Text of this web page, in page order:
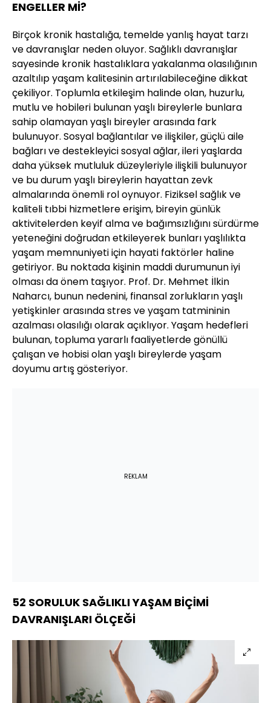
ENGELLER Mİ?
Birçok kronik hastalığa, temelde yanlış hayat tarzı
ve davranışlar neden oluyor. Sağlıklı davranışlar
sayesinde kronik hastalıklara yakalanma olasılığının
azaltılıp yaşam kalitesinin artırılabileceğine dikkat
çekiliyor. Toplumla etkileşim halinde olan, huzurlu,
mutlu ve hobileri bulunan yaşlı bireylerle bunlara
sahip olamayan yaşlı bireyler arasında fark
bulunuyor. Sosyal bağlantılar ve ilişkiler, güçlü aile
bağları ve destekleyici sosyal ağlar, ileri yaşlarda
daha yüksek mutluluk düzeyleriyle ilişkili bulunuyor
ve bu durum yaşlı bireylerin hayattan zevk
almalarında önemli rol oynuyor. Fiziksel sağlık ve
kaliteli tıbbi hizmetlere erişim, bireyin günlük
aktivitelerden keyif alma ve bağımsızlığını sürdürme
yeteneğini doğrudan etkileyerek bunları yaşlılıkta
yaşam memnuniyeti için hayati faktörler haline
getiriyor. Bu noktada kişinin maddi durumunun iyi
olması da önem taşıyor. Prof. Dr. Mehmet İlkin
Naharcı, bunun nedenini, finansal zorlukların yaşlı
yetişkinler arasında stres ve yaşam tatmininin
azalması olasılığı olarak açıklıyor. Yaşam hedefleri
bulunan, topluma yararlı faaliyetlerde gönüllü
çalışan ve hobisi olan yaşlı bireylerde yaşam
doyumu artış gösteriyor.
REKLAM
52 SORULUK SAĞLIKLI YAŞAM BİÇİMİ
DAVRANIŞLARI ÖLÇEĞİ